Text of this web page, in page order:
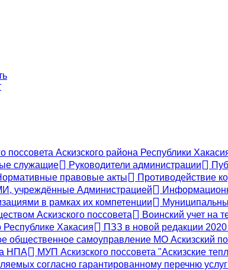
поссовета Аскизского района Республики
служащие Руководители администрации
правовые акты Противодействие
учреждённые Администрацией
в рамках их компетенции
Аскизского поссовета
Воинский учет на
Хакасия ПЗЗ в новой редакции
общественное самоуправление МО Аскизский
НПА МУП Аскизского поссовета "Аскизские
согласно гарантированному перечню